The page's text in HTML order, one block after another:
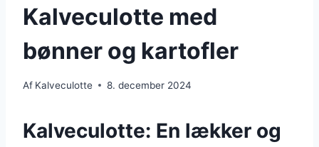
Kalveculotte med
bønner og kartofler
Af Kalveculotte 8. december 2024
Kalveculotte: En lækker og